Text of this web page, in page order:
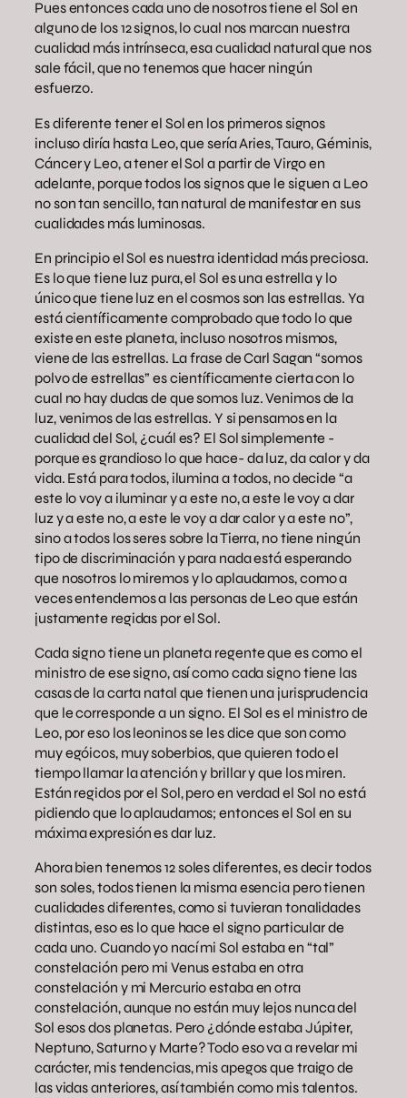
Pues entonces cada uno de nosotros tiene el Sol en
alguno de los 12 signos, lo cual nos marcan nuestra
cualidad más intrínseca, esa cualidad natural que nos
sale fácil, que no tenemos que hacer ningún
esfuerzo.
Es diferente tener el Sol en los primeros signos
incluso diría hasta Leo, que sería Aries, Tauro, Géminis,
Cáncer y Leo, a tener el Sol a partir de Virgo en
adelante, porque todos los signos que le siguen a Leo
no son tan sencillo, tan natural de manifestar en sus
cualidades más luminosas.
En principio el Sol es nuestra identidad más preciosa.
Es lo que tiene luz pura, el Sol es una estrella y lo
único que tiene luz en el cosmos son las estrellas. Ya
está científicamente comprobado que todo lo que
existe en este planeta, incluso nosotros mismos,
viene de las estrellas. La frase de Carl Sagan “somos
polvo de estrellas” es científicamente cierta con lo
cual no hay dudas de que somos luz. Venimos de la
luz, venimos de las estrellas. Y si pensamos en la
cualidad del Sol, ¿cuál es? El Sol simplemente -
porque es grandioso lo que hace- da luz, da calor y da
vida. Está para todos, ilumina a todos, no decide “a
este lo voy a iluminar y a este no, a este le voy a dar
luz y a este no, a este le voy a dar calor y a este no”,
sino a todos los seres sobre la Tierra, no tiene ningún
tipo de discriminación y para nada está esperando
que nosotros lo miremos y lo aplaudamos, como a
veces entendemos a las personas de Leo que están
justamente regidas por el Sol.
Cada signo tiene un planeta regente que es como el
ministro de ese signo, así como cada signo tiene las
casas de la carta natal que tienen una jurisprudencia
que le corresponde a un signo. El Sol es el ministro de
Leo, por eso los leoninos se les dice que son como
muy egóicos, muy soberbios, que quieren todo el
tiempo llamar la atención y brillar y que los miren.
Están regidos por el Sol, pero en verdad el Sol no está
pidiendo que lo aplaudamos; entonces el Sol en su
máxima expresión es dar luz.
Ahora bien tenemos 12 soles diferentes, es decir todos
son soles, todos tienen la misma esencia pero tienen
cualidades diferentes, como si tuvieran tonalidades
distintas, eso es lo que hace el signo particular de
cada uno. Cuando yo nací mi Sol estaba en “tal”
constelación pero mi Venus estaba en otra
constelación y mi Mercurio estaba en otra
constelación, aunque no están muy lejos nunca del
Sol esos dos planetas. Pero ¿dónde estaba Júpiter,
Neptuno, Saturno y Marte? Todo eso va a revelar mi
carácter, mis tendencias, mis apegos que traigo de
las vidas anteriores, así también como mis talentos.